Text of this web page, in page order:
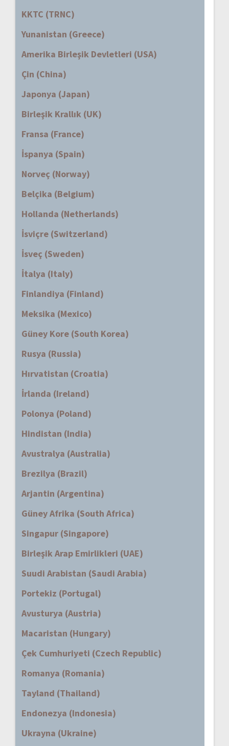
KKTC (TRNC)
Yunanistan (Greece)
Amerika Birleşik Devletleri (USA)
Çin (China)
Japonya (Japan)
Birleşik Krallık (UK)
Fransa (France)
İspanya (Spain)
Norveç (Norway)
Belçika (Belgium)
Hollanda (Netherlands)
İsviçre (Switzerland)
İsveç (Sweden)
İtalya (Italy)
Finlandiya (Finland)
Meksika (Mexico)
Güney Kore (South Korea)
Rusya (Russia)
Hırvatistan (Croatia)
İrlanda (Ireland)
Polonya (Poland)
Hindistan (India)
Avustralya (Australia)
Brezilya (Brazil)
Arjantin (Argentina)
Güney Afrika (South Africa)
Singapur (Singapore)
Birleşik Arap Emirlikleri (UAE)
Suudi Arabistan (Saudi Arabia)
Portekiz (Portugal)
Avusturya (Austria)
Macaristan (Hungary)
Çek Cumhuriyeti (Czech Republic)
Romanya (Romania)
Tayland (Thailand)
Endonezya (Indonesia)
Ukrayna (Ukraine)